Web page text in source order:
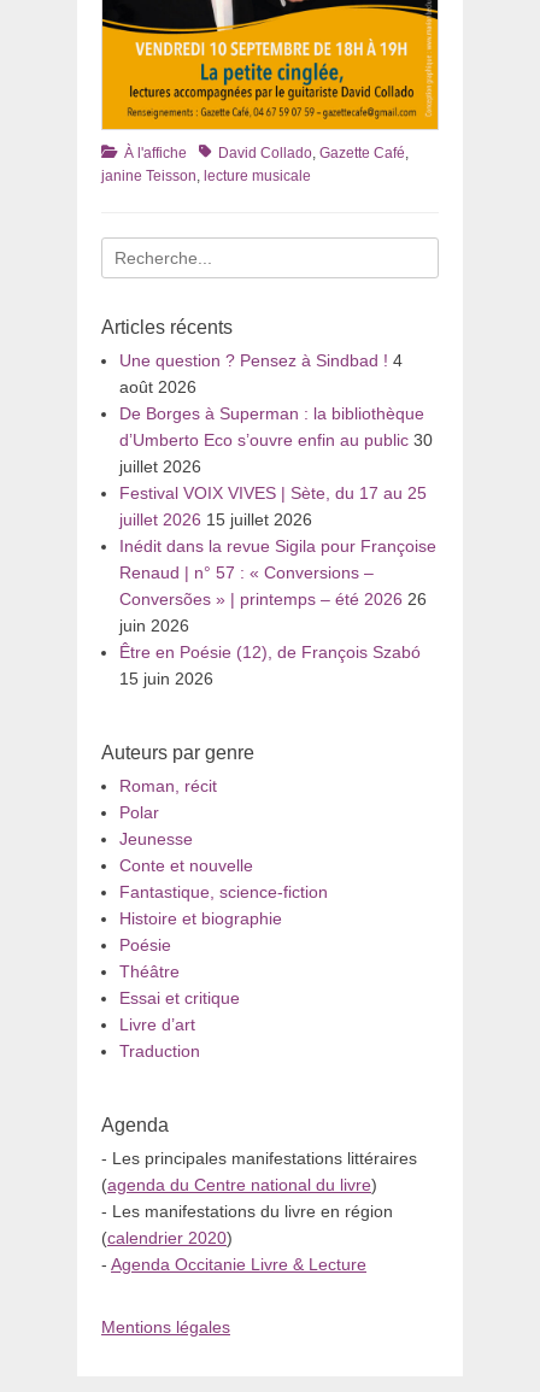
Catégories
À l'affiche TagsDavid Collado, Gazette Café,
janine Teisson, lecture musicale
Recherche
pour
Articles récents
Une question ? Pensez à Sindbad ! 4
août 2026
De Borges à Superman : la bibliothèque
d’Umberto Eco s’ouvre enfin au public 30
juillet 2026
Festival VOIX VIVES | Sète, du 17 au 25
juillet 2026 15 juillet 2026
Inédit dans la revue Sigila pour Françoise
Renaud | n° 57 : « Conversions –
Conversões » | printemps – été 2026 26
juin 2026
Être en Poésie (12), de François Szabó
15 juin 2026
Auteurs par genre
Roman, récit
Polar
Jeunesse
Conte et nouvelle
Fantastique, science-fiction
Histoire et biographie
Poésie
Théâtre
Essai et critique
Livre d’art
Traduction
Agenda
- Les principales manifestations littéraires
(agenda du Centre national du livre)
- Les manifestations du livre en région
(calendrier 2020)
- Agenda Occitanie Livre & Lecture
Mentions légales